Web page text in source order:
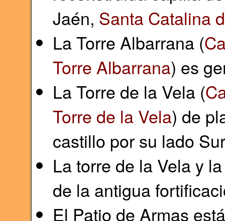
Jaén, Santa Catalina
La Torre Albarrana (
Torre Albarrana) es
La Torre de la Vela (
Torre de la Vela) de
castillo por su lado
La torre de la Vela y
de la antigua
El Patio de Armas